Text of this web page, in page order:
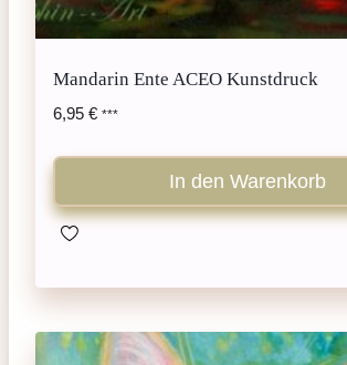
Mandarin Ente ACEO Kunstdruck
6,95 € ***
In den Warenkorb